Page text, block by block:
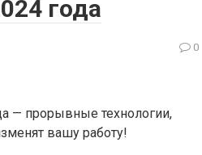
года
0
— прорывные технологии,
вашу работу!